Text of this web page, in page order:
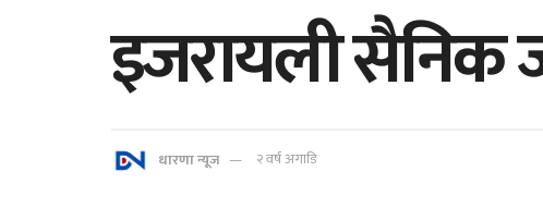
इजरायली सैनिक
धारणा न्यूज २ वर्ष अगाडि